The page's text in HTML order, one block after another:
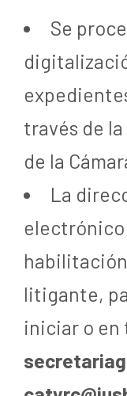
Se
través de
de la
La
litigante,
iniciar o en